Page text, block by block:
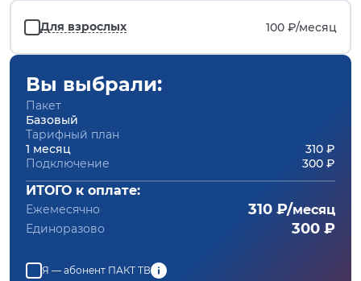
Для взрослых 100 ₽/месяц
Вы выбрали:
Пакет
Базовый
Тарифный план
1 месяц
310 ₽
Подключение
300 ₽
ИТОГО к оплате:
Ежемесячно 310 ₽/месяц
Единоразово 300 ₽
Я — абонент ПАКТ ТВ